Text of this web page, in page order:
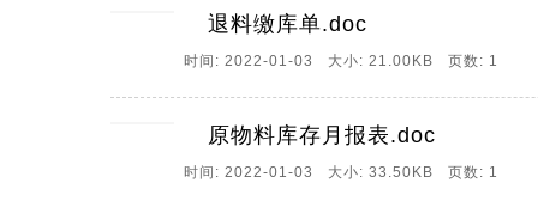
退料缴库单.doc
时间: 2022-01-03 大小: 21.00KB 页数: 1
原物料库存月报表.doc
时间: 2022-01-03 大小: 33.50KB 页数: 1